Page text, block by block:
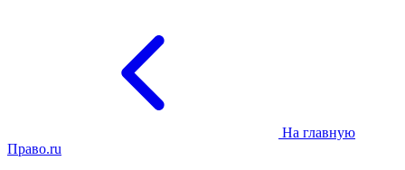
На главную
Право.ru